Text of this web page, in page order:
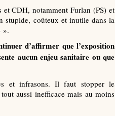
et CDH, notamment Furlan (PS) et
coûteux et inutile dans la
».
d’affirmer que l’exposition
aucun enjeu sanitaire ou que
et infrasons. Il faut stopper le
aussi inefficace mais au moins